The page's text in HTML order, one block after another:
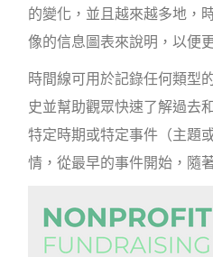
的變化，並且越來越多地，
像的信息圖表來說明，以便
時間線可用於記錄任何類型
史並幫助觀眾快速了解過去
特定時期或特定事件（主題
情，從最早的事件開始，隨